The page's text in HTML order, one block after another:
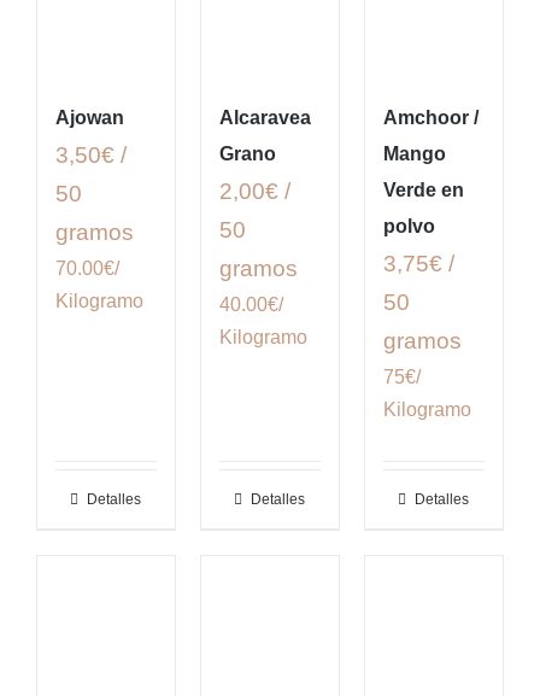
Ajowan
3,50€ /
50
gramos
70.00€/
Kilogramo
Detalles
Alcaravea
Grano
2,00€ /
50
gramos
40.00€/
Kilogramo
Detalles
Amchoor /
Mango
Verde en
polvo
3,75€ /
50
gramos
75€/
Kilogramo
Detalles